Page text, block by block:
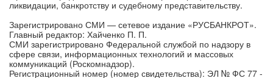
Зарегистрировано СМИ — сетевое издание «РУСБАНКРОТ».
Главный редактор: Хайченко П. П.
СМИ зарегистрировано Федеральной службой по надзору в
сфере связи, информационных технологий и массовых
коммуникаций (Роскомнадзор).
Регистрационный номер (номер свидетельства): ЭЛ № ФС 77 -
77278 от 05.12.2019.